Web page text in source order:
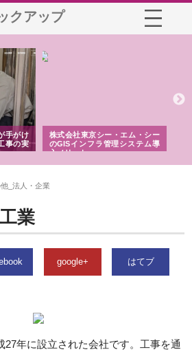
クアップ
手がけ
事の実
株式会社東京シー・エム・シー
のGISインフラ管理システム導
入メリット
_法人・企業
業
google+ はてブ
27年に設立された会社です。工事を通